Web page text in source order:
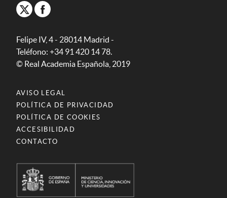
Felipe IV, 4 - 28014 Madrid -
Teléfono: +34 91 420 14 78.
© Real Academia Española, 2019
AVISO LEGAL
POLÍTICA DE PRIVACIDAD
POLÍTICA DE COOKIES
ACCESIBILIDAD
CONTACTO